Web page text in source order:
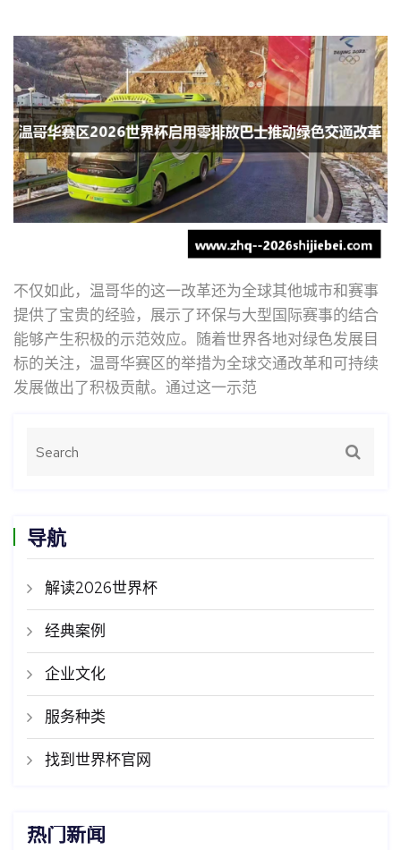
不仅如此，温哥华的这一改革还为全球其他城市和赛事
提供了宝贵的经验，展示了环保与大型国际赛事的结合
能够产生积极的示范效应。随着世界各地对绿色发展目
标的关注，温哥华赛区的举措为全球交通改革和可持续
发展做出了积极贡献。通过这一示范
导航
解读2026世界杯
经典案例
企业文化
服务种类
找到世界杯官网
热门新闻